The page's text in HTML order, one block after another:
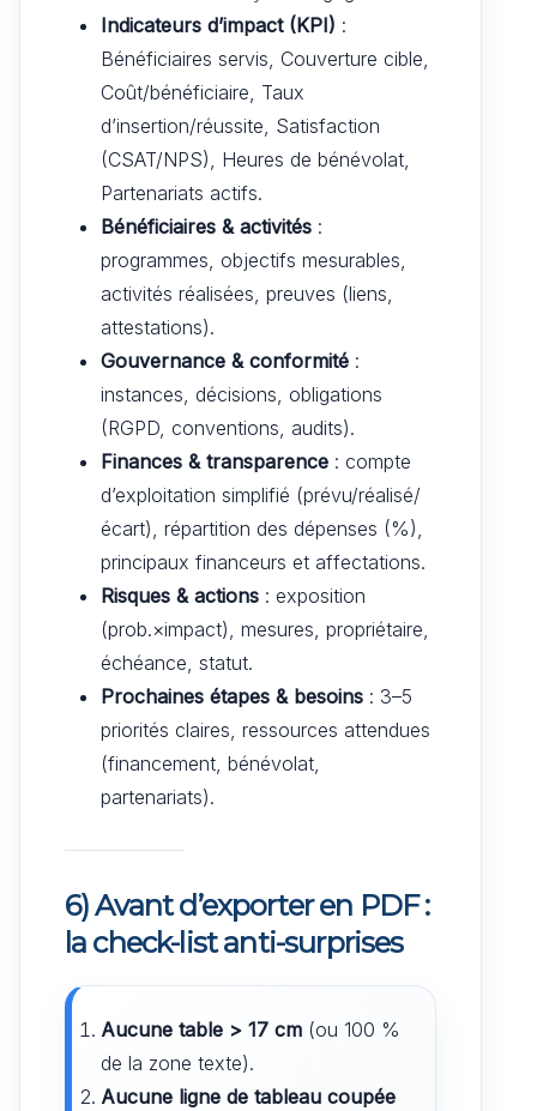
Indicateurs d’impact (KPI) :
Bénéficiaires servis, Couverture cible,
Coût/bénéficiaire, Taux
d’insertion/réussite, Satisfaction
(CSAT/NPS), Heures de bénévolat,
Partenariats actifs.
Bénéficiaires & activités :
programmes, objectifs mesurables,
activités réalisées, preuves (liens,
attestations).
Gouvernance & conformité :
instances, décisions, obligations
(RGPD, conventions, audits).
Finances & transparence : compte
d’exploitation simplifié (prévu/réalisé/
écart), répartition des dépenses (%),
principaux financeurs et affectations.
Risques & actions : exposition
(prob.×impact), mesures, propriétaire,
échéance, statut.
Prochaines étapes & besoins : 3–5
priorités claires, ressources attendues
(financement, bénévolat,
partenariats).
6) Avant d’exporter en PDF :
la check-list anti-surprises
Aucune table > 17 cm (ou 100 %
de la zone texte).
Aucune ligne de tableau coupée